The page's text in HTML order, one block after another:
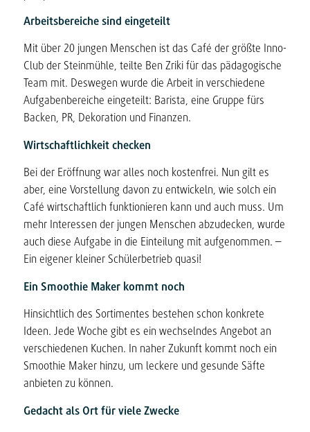
Arbeitsbereiche sind eingeteilt
Mit über 20 jungen Menschen ist das Café der größte Inno-
Club der Steinmühle, teilte Ben Zriki für das pädagogische
Team mit. Deswegen wurde die Arbeit in verschiedene
Aufgabenbereiche eingeteilt: Barista, eine Gruppe fürs
Backen, PR, Dekoration und Finanzen.
Wirtschaftlichkeit checken
Bei der Eröffnung war alles noch kostenfrei. Nun gilt es
aber, eine Vorstellung davon zu entwickeln, wie solch ein
Café wirtschaftlich funktionieren kann und auch muss. Um
mehr Interessen der jungen Menschen abzudecken, wurde
auch diese Aufgabe in die Einteilung mit aufgenommen. –
Ein eigener kleiner Schülerbetrieb quasi!
Ein Smoothie Maker kommt noch
Hinsichtlich des Sortimentes bestehen schon konkrete
Ideen. Jede Woche gibt es ein wechselndes Angebot an
verschiedenen Kuchen. In naher Zukunft kommt noch ein
Smoothie Maker hinzu, um leckere und gesunde Säfte
anbieten zu können.
Gedacht als Ort für viele Zwecke